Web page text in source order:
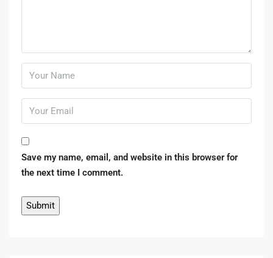
Save my name, email, and website in this browser for
the next time I comment.